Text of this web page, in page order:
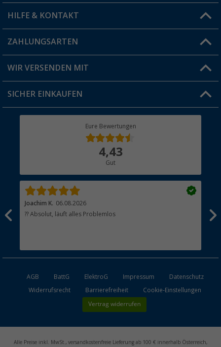
Vorteilskarte
Blog
Jobs & Karriere
HILFE & KONTAKT
FAQ & Kontakt
Versandinformationen
Rücksendung
ZAHLUNGSARTEN
WIR VERSENDEN MIT
SICHER EINKAUFEN
Eure Bewertungen
4,43
Gut
Joachim K. 06.08.2026
?? Absolut, läuft alles Problemlos
AGB BattG ElektroG Impressum
Datenschutz
Widerrufsrecht
Barrierefreiheit Cookie-Einstellungen
Vertrag widerrufen
Alle Preise inkl. MwSt., versandkostenfreie Lieferung ab 100 € innerhalb Österreich,